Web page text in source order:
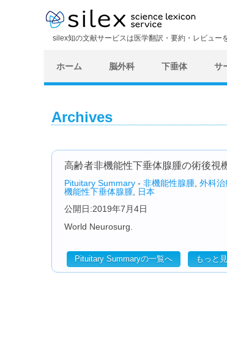
silex知の文献サービスは医学翻訳・要約・レビュー
ホーム 脳外科 下垂体 サ
Archives
高齢者非機能性下垂体腺腫の術後視
Pituitary Summary - 非機能性腺腫 外科治
機能性下垂体腺腫
日本
公開日:2019年7月4日
World Neurosurg.
Pituitary Summaryの一覧へ もっと